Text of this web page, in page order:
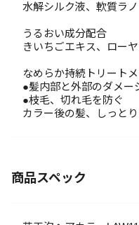
水解シルク液、軟質ラ
うるおい成分配合
きいちごエキス、ロー
なめらか持続トリート
●髪内部と外部のダメー
●枝毛、切れ毛を防ぐ
カラー後の髪、しっと
商品スペック